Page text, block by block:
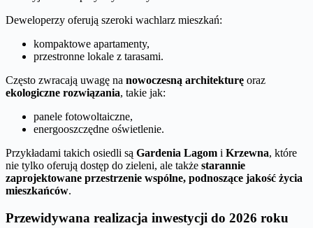
Deweloperzy oferują szeroki wachlarz mieszkań:
kompaktowe apartamenty,
przestronne lokale z tarasami.
Często zwracają uwagę na nowoczesną architekturę oraz
ekologiczne rozwiązania, takie jak:
panele fotowoltaiczne,
energooszczędne oświetlenie.
Przykładami takich osiedli są Gardenia Lagom i Krzewna, które
nie tylko oferują dostęp do zieleni, ale także starannie
zaprojektowane przestrzenie wspólne, podnoszące jakość życia
mieszkańców.
Przewidywana realizacja inwestycji do 2026 roku